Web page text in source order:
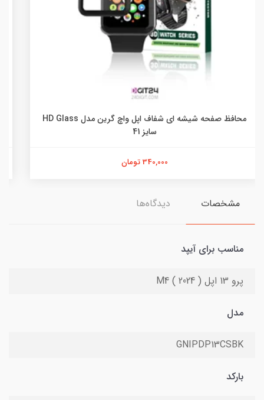
518,000 تومان
مشخصات دیدگاه‌ها
مناسب برای آیپد
پرو 13 اپل ( 2024 ) M4
مدل
GNIPDP13CSBK
بارکد